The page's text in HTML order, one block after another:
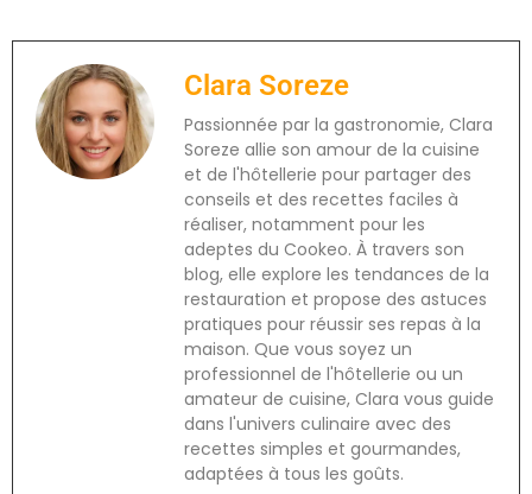
Clara Soreze
Passionnée par la gastronomie, Clara
Soreze allie son amour de la cuisine
et de l'hôtellerie pour partager des
conseils et des recettes faciles à
réaliser, notamment pour les
adeptes du Cookeo. À travers son
blog, elle explore les tendances de la
restauration et propose des astuces
pratiques pour réussir ses repas à la
maison. Que vous soyez un
professionnel de l'hôtellerie ou un
amateur de cuisine, Clara vous guide
dans l'univers culinaire avec des
recettes simples et gourmandes,
adaptées à tous les goûts.